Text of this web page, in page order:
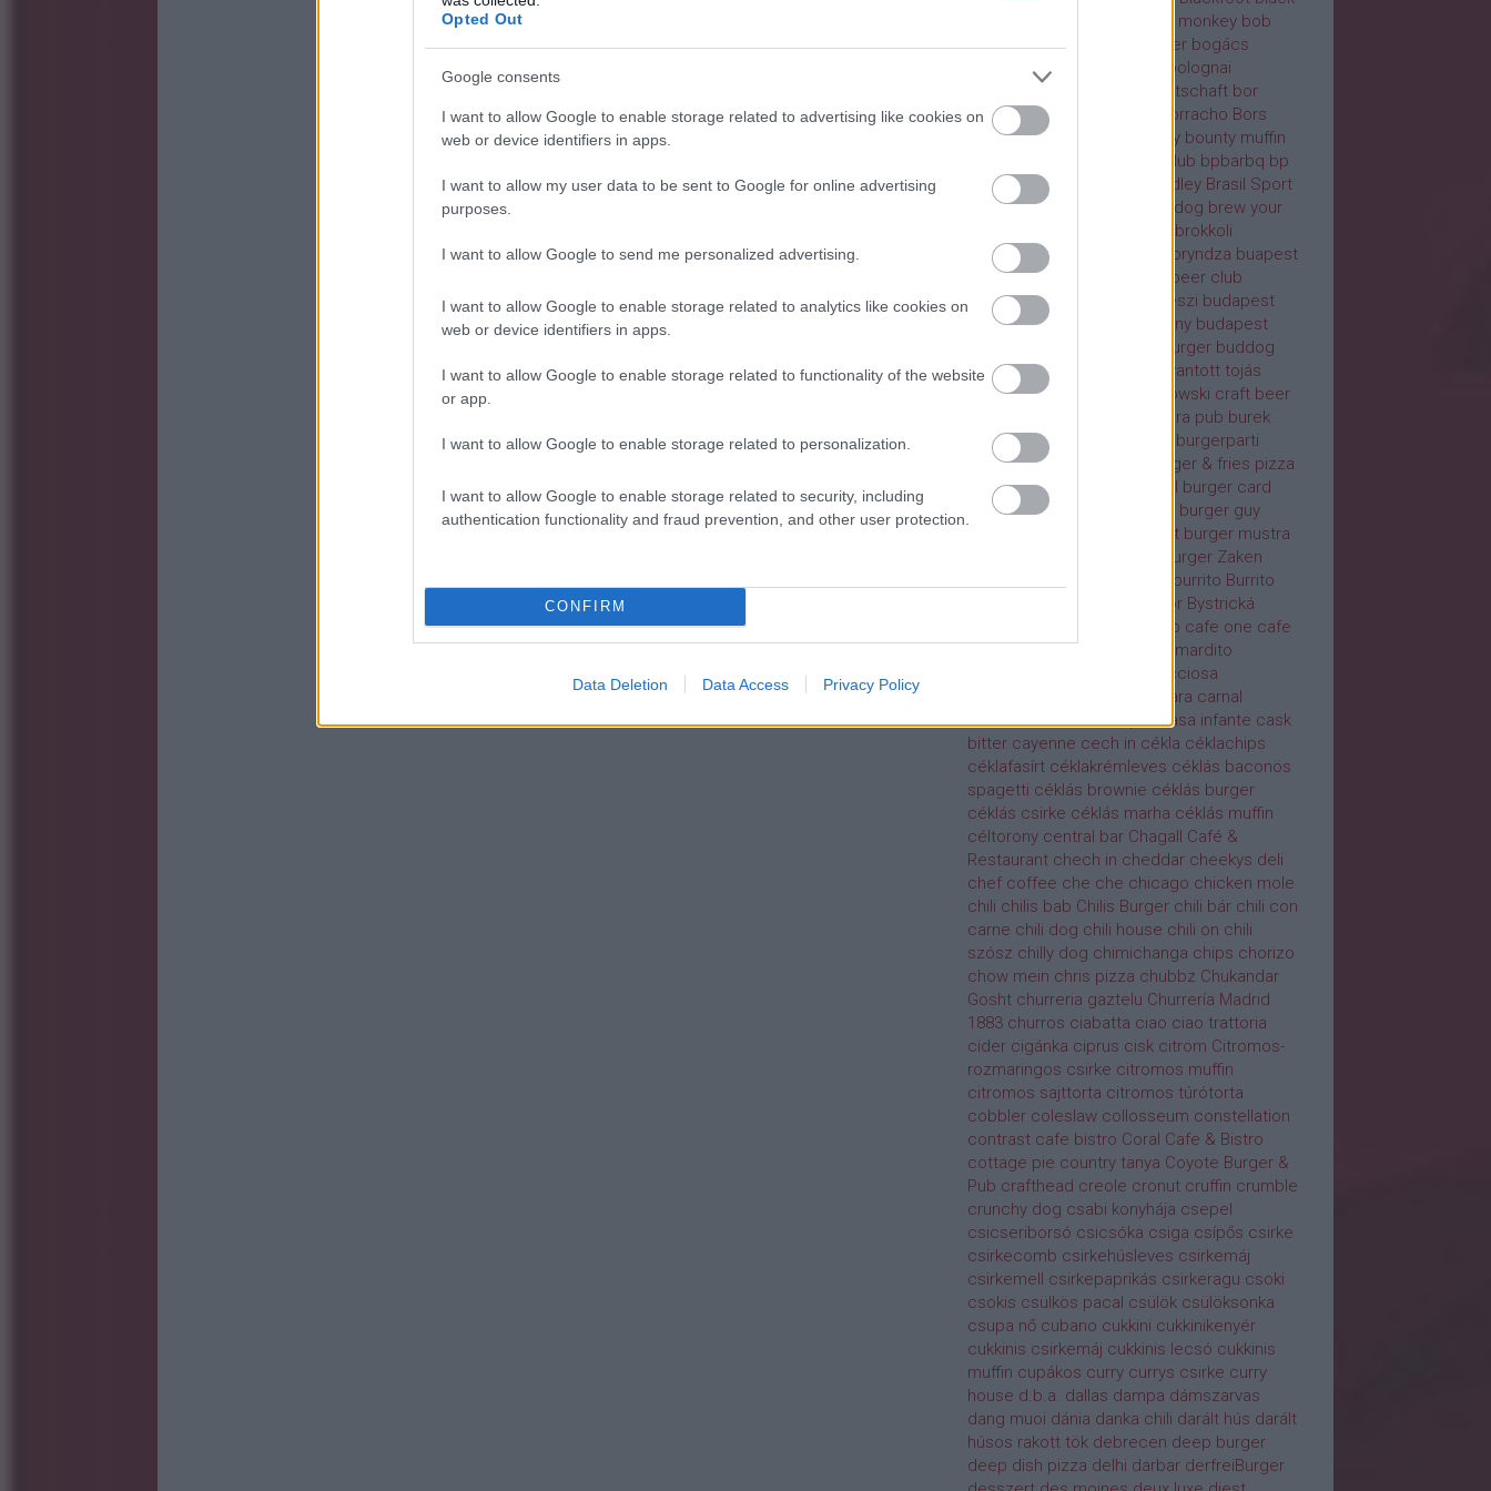
Opted Out
Google consents
I want to allow Google to enable storage related to advertising like cookies on
web or device identifiers in apps.
I want to allow my user data to be sent to Google for online advertising
purposes.
I want to allow Google to send me personalized advertising.
I want to allow Google to enable storage related to analytics like cookies on
web or device identifiers in apps.
I want to allow Google to enable storage related to functionality of the website
or app.
I want to allow Google to enable storage related to personalization.
I want to allow Google to enable storage related to security, including
authentication functionality and fraud prevention, and other user protection.
CONFIRM
Data Deletion Data Access Privacy Policy
blue monkey bob
pizza bodega bodrogsmoker bogács
bögrés süti
bolognai
Bootschaft bor
borbíróság
borracho Bors
gasztrobár
bounty bounty muffin
bowling club bpbarbq bp
barbq
bp texas mexico bradley Brasil Sport
& Cocktail Bar
brewdog brew your
brokkoli
brokkolikrémleves
bryndza buapest
bubbas water grill
bubbles beer club
budafok budakalász budakeszi budapest
budapest barbecue company budapest
Buddies Burger buddog
budva buffalo
buggyantott tojás
bugibba buja disznó(k)
bukowski craft beer
bura pub burek
burger
burgerland
burgerparti
burgers.ink
burger & fries pizza
burger & love
burger bár-hol burger card
burger di parma
burger guy
burger market burger mustra
Burger Zaken
burrito Burrito
búzasör Bystrická
café lago cafe one cafe
pausa caffe Caffè Diaz
calamardito
Capricciosa
carbonara carnal
carnivore carolina reaper casa infante cask
bitter cayenne cech in cékla céklachips
céklafasírt céklakrémleves céklás baconös
spagetti céklás brownie céklás burger
céklás csirke céklás marha céklás muffin
céltorony central bar Chagall Café &
Restaurant chech in cheddar cheekys deli
chef coffee che che chicago chicken mole
chili chilis bab Chilis Burger chili bár chili con
carne chili dog chili house chili on chili
szósz chilly dog chimichanga chips chorizo
chow mein chris pizza chubbz Chukandar
Gosht churreria gaztelu Churrería Madrid
1883 churros ciabatta ciao ciao trattoria
cider cigánka ciprus cisk citrom Citromos-
rozmaringos csirke citromos muffin
citromos sajttorta citromos túrótorta
cobbler coleslaw collosseum constellation
contrast cafe bistro Coral Cafe & Bistro
cottage pie country tanya Coyote Burger &
Pub crafthead creole cronut cruffin crumble
crunchy dog csabi konyhája csepel
csicseriborsó csicsóka csiga csípős csirke
csirkecomb csirkehúsleves csirkemáj
csirkemell csirkepaprikás csirkeragu csoki
csokis csülkös pacal csülök csülöksonka
csupa nő cubano cukkini cukkinikenyér
cukkinis csirkemáj cukkinis lecsó cukkinis
muffin cupákos curry currys csirke curry
house d.b.a. dallas dampa dámszarvas
dang muoi dánia danka chili darált hús darált
húsos rakott tök debrecen deep burger
deep dish pizza delhi darbar derfreiBurger